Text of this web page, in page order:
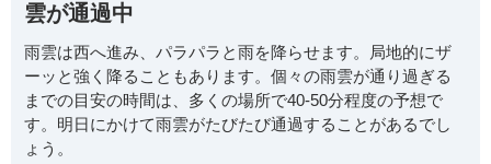
雲が通過中
雨雲は西へ進み、パラパラと雨を降らせます。局地的にザ
ーッと強く降ることもあります。個々の雨雲が通り過ぎる
までの目安の時間は、多くの場所で40-50分程度の予想で
す。明日にかけて雨雲がたびたび通過することがあるでし
ょう。